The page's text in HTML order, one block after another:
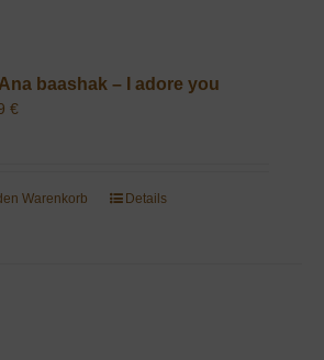
baashak – I adore you
€
Warenkorb Details